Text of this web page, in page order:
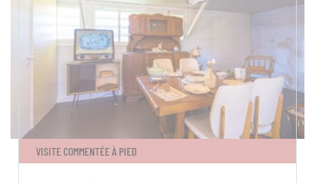
VISITE COMMENTÉE À PIED